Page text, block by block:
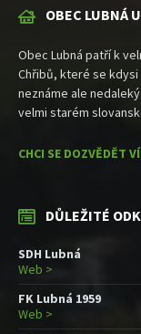
OBEC LUBNÁ
Obec Lubná patří k
Chřibů, které se kdysi
neznáme ale
velmi starém
CHCI SE DOZVĚDĚT
DŮLEŽITÉ
SDH Lubná
Web >
FK Lubná 1959
Web >